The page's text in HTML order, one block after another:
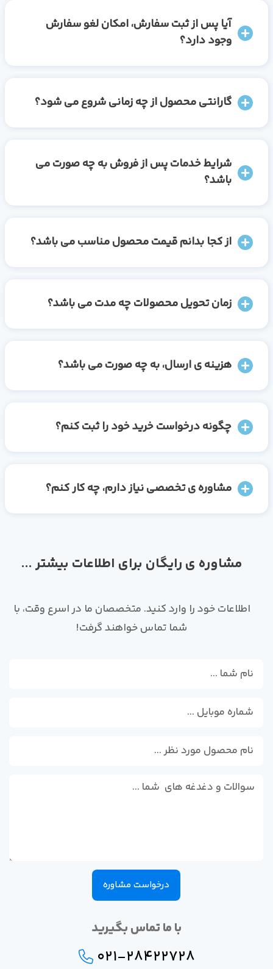
آیا پس از ثبت سفارش، امکان لغو سفارش
وجود دارد؟
گارانتی محصول از چه زمانی شروع می شود؟
شرایط خدمات پس از فروش به چه صورت می
باشد؟
از کجا بدانم قیمت محصول مناسب می باشد؟
زمان تحویل محصولات چه مدت می باشد؟
هزینه ی ارسال، به چه صورت می باشد؟
چگونه درخواست خرید خود را ثبت کنم؟
مشاوره ی تخصصی نیاز دارم، چه کار کنم؟
مشاوره ی رایگان برای اطلاعات بیشتر ...
اطلاعات خود را وارد کنید. متخصصان ما در اسرع وقت، با
شما تماس خواهند گرفت!
درخواست مشاوره
با ما تماس بگیرید
021-28422728